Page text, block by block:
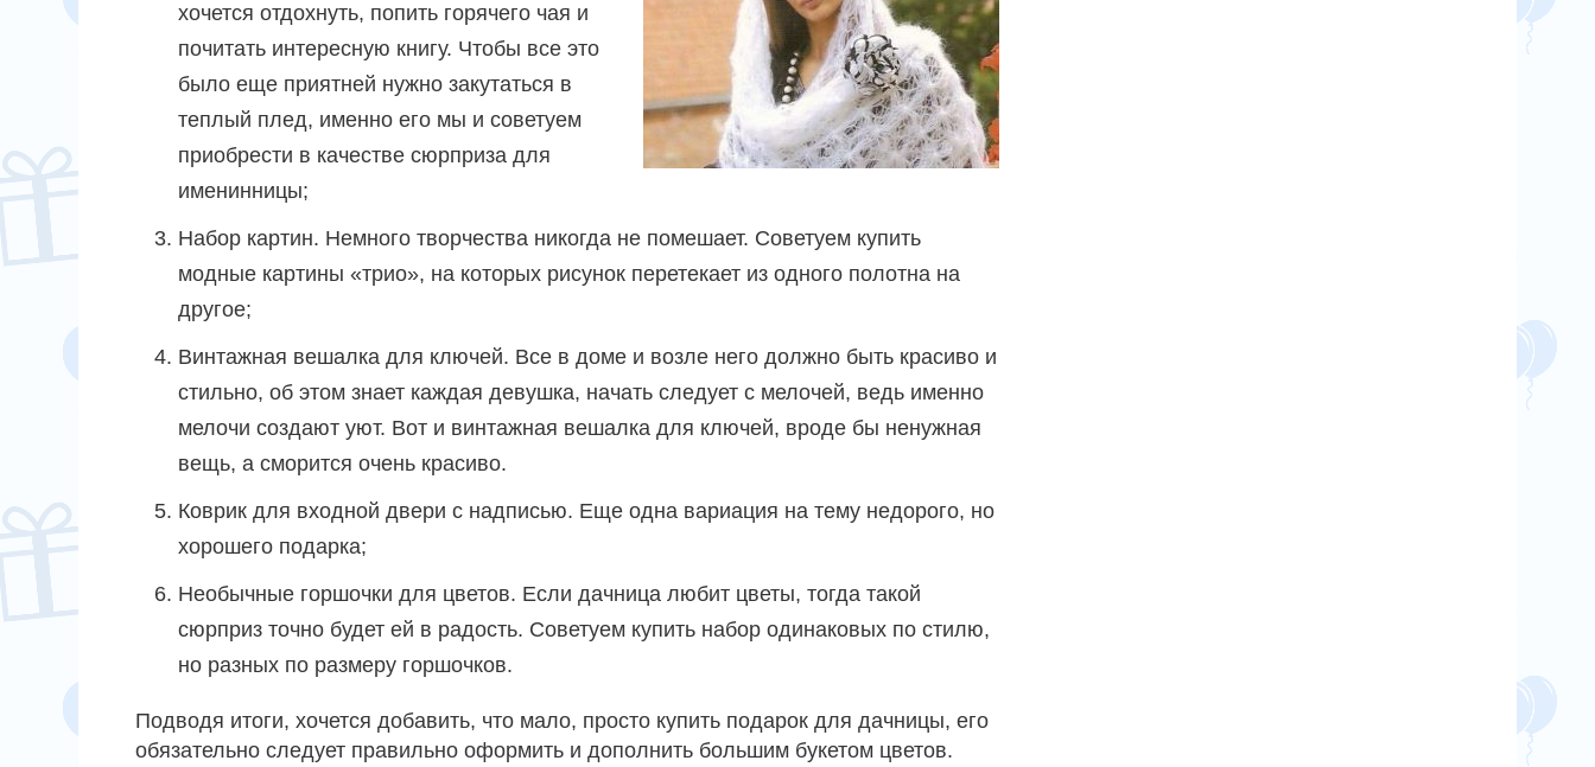
хочется отдохнуть, попить горячего чая и
почитать интересную книгу. Чтобы все это
было еще приятней нужно закутаться в
теплый плед, именно его мы и советуем
приобрести в качестве сюрприза для
именинницы;
Набор картин. Немного творчества никогда не помешает. Советуем купить
модные картины «трио», на которых рисунок перетекает из одного полотна на
другое;
Винтажная вешалка для ключей. Все в доме и возле него должно быть красиво и
стильно, об этом знает каждая девушка, начать следует с мелочей, ведь именно
мелочи создают уют. Вот и винтажная вешалка для ключей, вроде бы ненужная
вещь, а сморится очень красиво.
Коврик для входной двери с надписью. Еще одна вариация на тему недорого, но
хорошего подарка;
Необычные горшочки для цветов. Если дачница любит цветы, тогда такой
сюрприз точно будет ей в радость. Советуем купить набор одинаковых по стилю,
но разных по размеру горшочков.
Подводя итоги, хочется добавить, что мало, просто купить подарок для дачницы, его
обязательно следует правильно оформить и дополнить большим букетом цветов.